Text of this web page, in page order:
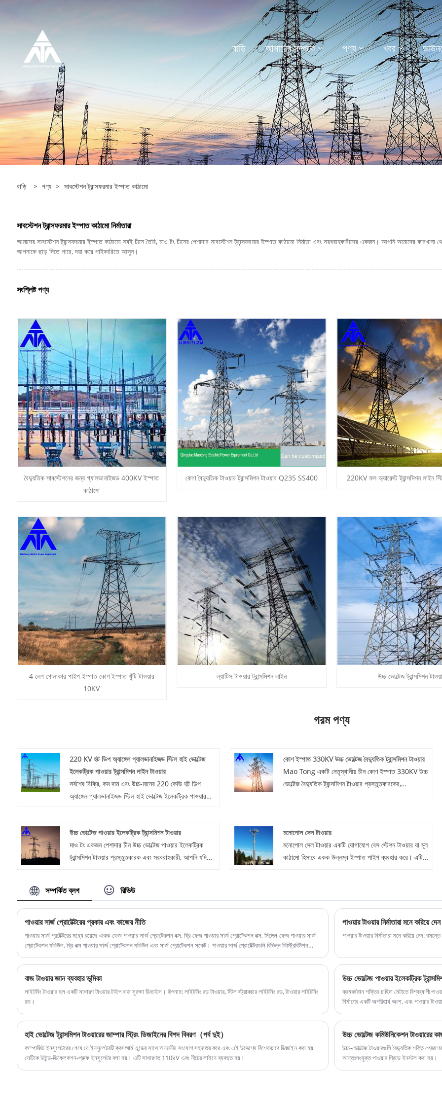
বাড়ি আমাদের সম্পর্কে পণ্য খবর
বাড়ি > পণ্য > সাবস্টেশন ট্রান্সফরমার ইস্পাত কাঠামো
সাবস্টেশন ট্রান্সফরমার ইস্পাত কাঠামো নির্মাতারা
আমাদের সাবস্টেশন ট্রান্সফরমার ইস্পাত কাঠামো সবই চীনে তৈরি, মাও টং চীনের পেশাদার সাবস্টেশন ট্রান্সফরমার ইস্পাত কাঠামো নির্মাতা এবং সরবরাহকারীদের একজন। আপনি আমাদের
আপনাকে ছাড় দিতে পারে, দয়া করে পাইকারিতে আসুন।
সংশ্লিষ্ট পণ্য
বৈদ্যুতিক সাবস্টেশনের জন্য গ্যালভানাইজড 400KV ইস্পাত
কাঠামো
কোণ বৈদ্যুতিক টাওয়ার ট্রান্সমিশন টাওয়ার Q235 SS400 220KV ফল অ্যারেস্ট ট্রান্সমিশন লাইন
4 লেগ গোলাকার পাইপ ইস্পাত কোণ ইস্পাত খুঁটি টাওয়ার
10KV
ল্যাটিস টাওয়ার ট্রান্সমিশন লাইন উচ্চ ভোল্টেজ ট্রান্সমিশন
গরম পণ্য
220 KV হট ডিপ অ্যাঙ্গেল গ্যালভানাইজড স্টিল হাই ভোল্টেজ
ইলেকট্রিক পাওয়ার ট্রান্সমিশন লাইন টাওয়ার
সর্বশেষ বিক্রি, কম দাম এবং উচ্চ-মানের 220 কেভি হট ডিপ
অ্যাঙ্গেল গ্যালভানাইজড স্টিল হাই ভোল্টেজ ইলেকট্রিক পাওয়ার
করার জন্য উন্মুখ। মাও টং টাওয়ার ব্যবহারকারীদের চাহিদা মেটাতে
পণ্যের গুণমান নিশ্চিত করতে সক্রিয়ভাবে বৈজ্ঞানিক ও প্রযুক্তিগত
উপায় ব্যবহার করেন।
কোণ ইস্পাত 330KV উচ্চ ভোল্টেজ বৈদ্যুতিক ট্রান্সমিশন টাওয়ার
Mao Tong একটি নেতৃস্থানীয় চীন কোণ ইস্পাত 330KV উচ্চ
ভোল্টেজ বৈদ্যুতিক ট্রান্সমিশন টাওয়ার প্রস্তুতকারকের,
ব্যবহার করে, অনমনীয় কাঠামো, ছোট বিকৃতি।
উচ্চ ভোল্টেজ পাওয়ার ইলেকট্রিক ট্রান্সমিশন টাওয়ার
মাও টং একজন পেশাদার চীন উচ্চ ভোল্টেজ পাওয়ার ইলেকট্রিক
ট্রান্সমিশন টাওয়ার প্রস্তুতকারক এবং সরবরাহকারী, আপনি যদি
মনোপোল সেল টাওয়ার
মনোপোল সেল টাওয়ার একটি যোগাযোগ বেস স্টেশন টাওয়ার যা মূল
কাঠামো হিসাবে একক উল্লম্ব ইস্পাত পাইপ ব্যবহার করে। এটি
কমপ্যাক্ট কাঠামো রয়েছে। এটি বিভিন্ন ভূখণ্ড যেমন শহর,
শহরতলির এবং পার্বত্য অঞ্চলগুলির জন্য উপযুক্ত, বিশেষত সীমিত
স্থান বা নান্দনিকতার জন্য উচ্চ প্রয়োজনীয়তাযুক্ত অঞ্চলে।
সম্পর্কিত ব্লগ রিভিউ
পাওয়ার সার্জ প্রোটেক্টরের প্রকার এবং কাজের নীতি
পাওয়ার সার্জ প্রটেক্টরের মধ্যে রয়েছে একক-ফেজ পাওয়ার সার্জ প্রোটেকশন বক্স, থ্রি-ফেজ পাওয়ার সার্জ প্রোটেকশন বক্স, সিঙ্গেল-ফেজ পাওয়ার সার্জ
প্রোটেকশন মডিউল, থ্রি-বক্স পাওয়ার সার্জ প্রোটেকশন মডিউল এবং সার্জ প্রোটেকশন সকেট। পাওয়ার সার্জ প্রোটেক্টরগুলি বিভিন্ন ডিস্ট্রিবিউশন
প্রবণ সরঞ্জামগুলিতে ব্যাপকভাবে ব্যবহৃত হয়।
পাওয়ার টাওয়ার নির্মাতারা মনে করিয়ে দেন
পাওয়ার টাওয়ার নির্মাতারা মনে করিয়ে দেন:
বাজ টাওয়ার জ্ঞান ব্যবহার ভূমিকা
লাইটনিং টাওয়ার হল একটি সাধারণ টাওয়ার টাইপ বাজ সুরক্ষা ডিভাইস। উপনাম: লাইটনিং রড টাওয়ার, স্টিল স্ট্রাকচার লাইটনিং রড, টাওয়ার লাইটনিং
রড।
উচ্চ ভোল্টেজ পাওয়ার ইলেকট্রিক
ক্রমবর্ধমান শক্তির চাহিদা মেটাতে বিশ্বব্যাপী
নির্মাণের একটি অপরিহার্য অংশ, এবং পাওয়ার
হাই ভোল্টেজ ট্রান্সমিশন টাওয়ারের জাম্পার স্ট্রিং ডিজাইনের বিশদ বিবরণ（পর্ব দুই）
কম্পোজিট ইনসুলেটরের শেষে যে ইনসুলেটরটি ক্রসআর্ম এন্ডের সাথে অনমনীয় সংযোগ সহজতর করে এবং এই উদ্দেশ্যে বিশেষভাবে ডিজাইন করা হয়
সেটিকে উইন্ড-ডিফ্লেকশন-প্রুফ ইনসুলেটর বলা হয়। এটি সাধারণত 110kV এবং নীচের লাইনে ব্যবহৃত হয়।
উচ্চ ভোল্টেজ কমিউনিকেশন টাওয়ারের
উচ্চ-ভোল্টেজ টাওয়ারগুলি বৈদ্যুতিক শক্তি
আন্তঃসংযুক্ত পাওয়ার গ্রিডে ইনস্টল করা হয়।